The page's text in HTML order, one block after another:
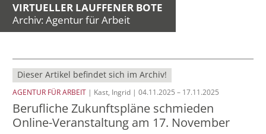
VIRTUELLER LAUFFENER BOTE
Archiv: Agentur für Arbeit
Dieser Artikel befindet sich im Archiv!
AGENTUR FÜR ARBEIT | Kast, Ingrid | 04.11.2025 – 17.11.2025
Berufliche Zukunftspläne schmieden
Online-Veranstaltung am 17. November